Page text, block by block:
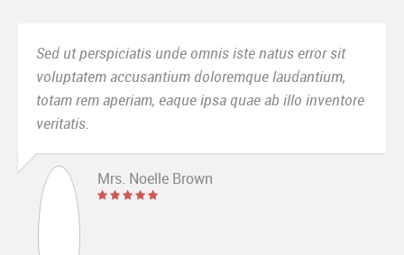
Sed ut perspiciatis unde omnis iste natus error sit
voluptatem accusantium doloremque laudantium,
totam rem aperiam, eaque ipsa quae ab illo inventore
veritatis.
Mrs. Noelle Brown